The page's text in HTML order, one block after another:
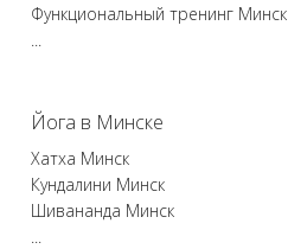
Функциональный тренинг Минск
...
Йога в Минске
Хатха Минск
Кундалини Минск
Шивананда Минск
...